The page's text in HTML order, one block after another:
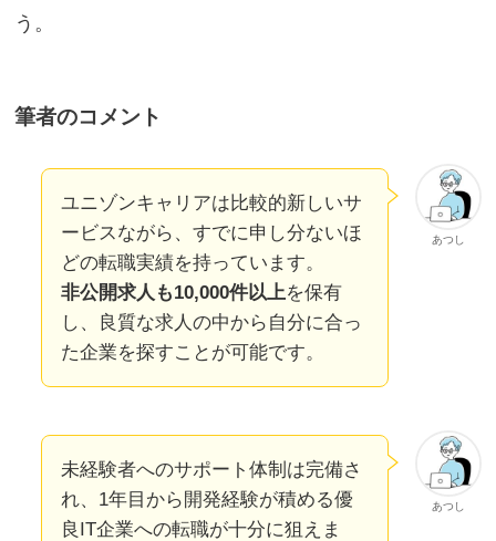
う。
筆者のコメント
あつし
ユニゾンキャリアは比較的新しいサ
ービスながら、すでに申し分ないほ
どの転職実績を持っています。
非公開求人も10,000件以上を保有
し、良質な求人の中から自分に合っ
た企業を探すことが可能です。
あつし
未経験者へのサポート体制は完備さ
れ、1年目から開発経験が積める優
良IT企業への転職が十分に狙えま